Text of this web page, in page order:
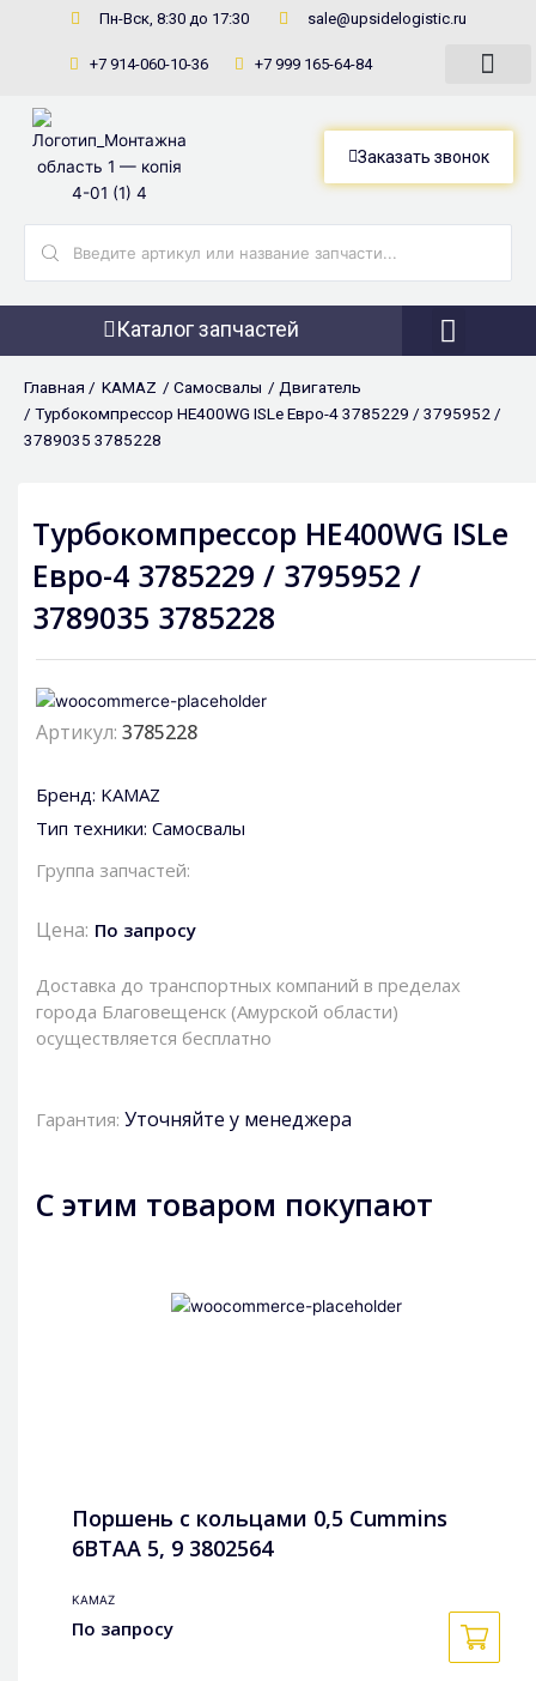
содержимому
Пн-Вск, 8:30 до 17:30 sale@upsidelogistic.ru
+7 914-060-10-36 +7 999 165-64-84
Заказать звонок
Каталог запчастей
Главная / KAMAZ / Самосвалы / Двигатель
/ Турбокомпрессор HE400WG ISLe Евро-4 3785229 / 3795952 /
3789035 3785228
Турбокомпрессор HE400WG ISLe
Евро-4 3785229 / 3795952 /
3789035 3785228
Артикул: 3785228
Бренд: KAMAZ
Тип техники: Самосвалы
Группа запчастей:
Цена: По запросу
Доставка до транспортных компаний в пределах
города Благовещенск (Амурской области)
осуществляется бесплатно
Гарантия: Уточняйте у менеджера
С этим товаром покупают
Поршень с кольцами 0,5 Cummins
6BTAA 5, 9 3802564
KAMAZ
По запросу